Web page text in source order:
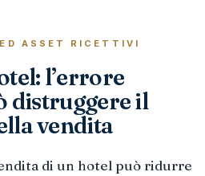
ASSET RICETTIVI
l’errore
distruggere il
vendita
di un hotel può ridurre